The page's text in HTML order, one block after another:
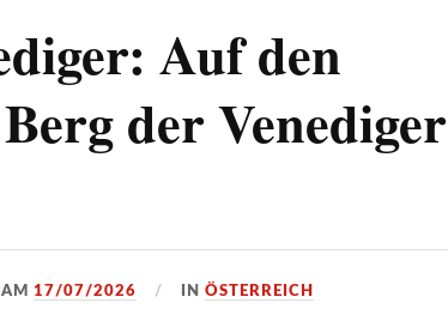
Auf den
der Venediger
AM17/07/2026 INÖSTERREICH